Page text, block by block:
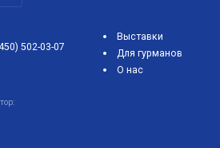
502-03-07
Выставки
Для гурманов
О нас